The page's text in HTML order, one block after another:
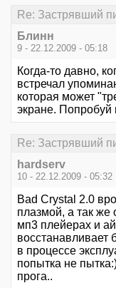
Re: Застрявший
Блинн
9 - 22.12.2009 - 05:18
Когда-то давно,
встречал
которая может
экране. Попробуй
Re: Застрявший
hardserv
10 - 22.12.2009 - 05:32
Bad Crystal 2.0
плазмой, а так же
мп3 плейерах и
восстанавливает
в процессе
попытка не
прога..